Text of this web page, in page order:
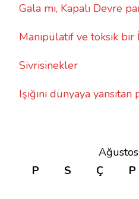
Gala mı, Kapalı Devre
Manipülatif ve toksik bir
Sivrisinekler
Işığını dünyaya
P
S Ç P